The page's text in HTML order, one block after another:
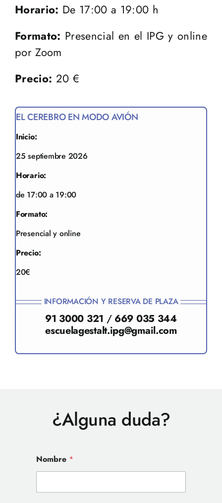
Horario: De 17:00 a 19:00 h
Formato: Presencial en el IPG y online
por Zoom
Precio: 20 €
EL CEREBRO EN MODO AVIÓN
Inicio:
25 septiembre 2026
Horario:
de 17:00 a 19:00
Formato:
Presencial y online
Precio:
20€
INFORMACIÓN Y RESERVA DE PLAZA
91 3000 321 / 669 035 344
escuelagestalt.ipg@gmail.com
¿Alguna duda?
Nombre *